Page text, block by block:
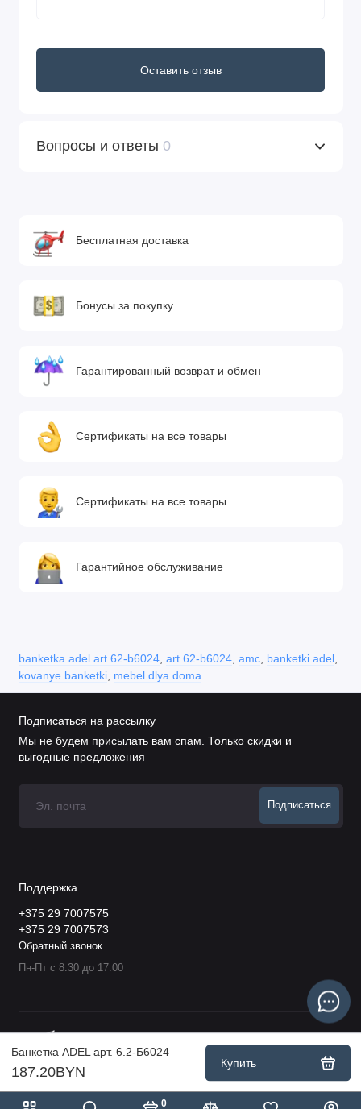
0
Банкетка ADEL арт. 6.2-Б6024
187.20BYN
Купить
Оставить отзыв
Вопросы и ответы 0
Бесплатная доставка
Бонусы за покупку
Гарантированный возврат и обмен
Сертификаты на все товары
Сертификаты на все товары
Гарантийное обслуживание
banketka adel art 62-b6024, art 62-b6024, amc, banketki adel,
kovanye banketki, mebel dlya doma
Подписаться на рассылку
Мы не будем присылать вам спам. Только скидки и
выгодные предложения
Подписаться
Поддержка
+375 29 7007575
+375 29 7007573
Обратный звонок
Пн-Пт с 8:30 до 17:00